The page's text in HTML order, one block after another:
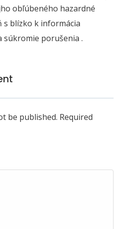
obľúbeného hazardné
s blízko k informácia
súkromie porušenia .
be published. Required